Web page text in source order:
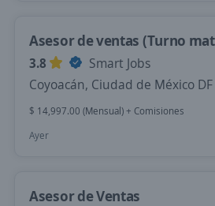
Asesor de ventas (Turno
3.8
Smart Jobs
Coyoacán, Ciudad de México DF
$ 14,997.00 (Mensual) + Comisiones
Ayer
Asesor de Ventas